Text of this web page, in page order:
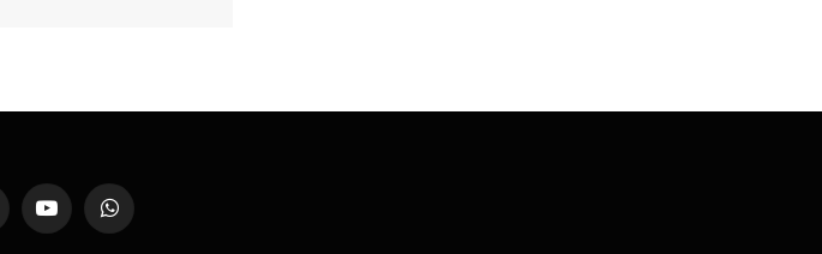
YouTubeWhatsApp